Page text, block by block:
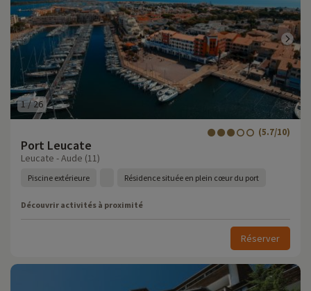
1 /26
Port Leucate
(5.7/10)
Leucate - Aude (11)
Piscine extérieure Résidence située en plein cœur du port
Découvrir activités à proximité
Réserver